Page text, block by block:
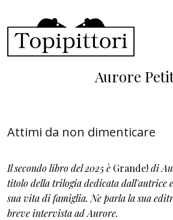
Aurore
Attimi da non dimenticare
Il secondo libro del 2025 è Grande!di
titolo della trilogia dedicata dall'autrice
sua vita di famiglia. Ne parla la sua
breve intervista ad Aurore.